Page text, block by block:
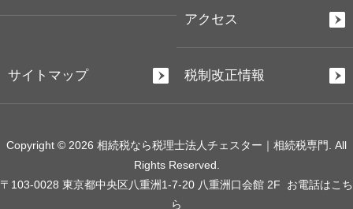
アクセス
サイトマップ 税制改正情報
Copyright © 2026 相続税なら税理士法人チェスター｜相続税専門. All
Rights Reserved.
〒103-0028 東京都中央区八重洲1-7-20 八重洲口会館 2F お電話はこち
ら